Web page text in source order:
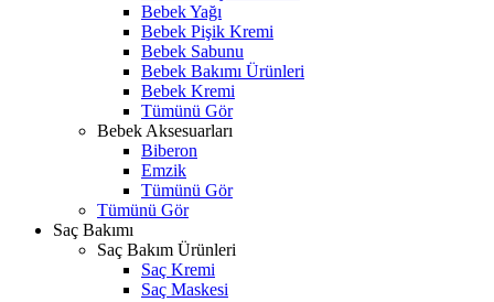
Bebek Yağı
Bebek Pişik Kremi
Bebek Sabunu
Bebek Bakımı Ürünleri
Bebek Kremi
Tümünü Gör
Bebek Aksesuarları
Biberon
Emzik
Tümünü Gör
Tümünü Gör
Saç Bakımı
Saç Bakım Ürünleri
Saç Kremi
Saç Maskesi